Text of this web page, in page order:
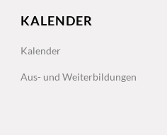
KALENDER
Kalender
Aus- und Weiterbildungen